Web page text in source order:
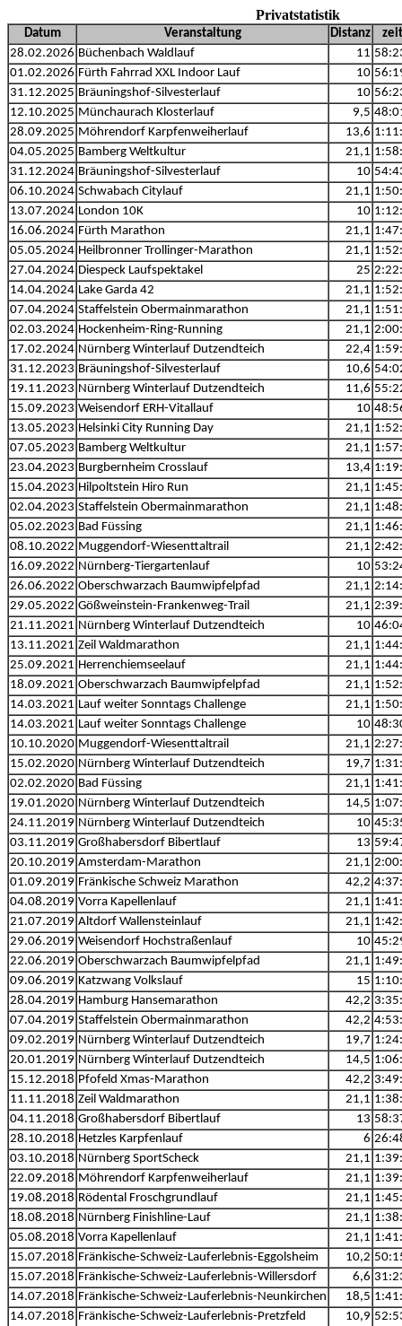
Privatstatistik
Datum Veranstaltung Distanz
28.02.2026 Büchenbach Waldlauf 11
01.02.2026 Fürth Fahrrad XXL Indoor Lauf 10
31.12.2025 Bräuningshof-Silvesterlauf 10
12.10.2025 Münchaurach Klosterlauf 9,5
28.09.2025 Möhrendorf Karpfenweiherlauf 13,6
04.05.2025 Bamberg Weltkultur 21,1
31.12.2024 Bräuningshof-Silvesterlauf 10
06.10.2024 Schwabach Citylauf 21,1
13.07.2024 London 10K 10
16.06.2024 Fürth Marathon 21,1
05.05.2024 Heilbronner Trollinger-Marathon 21,1
27.04.2024 Diespeck Laufspektakel 25
14.04.2024 Lake Garda 42 21,1
07.04.2024 Staffelstein Obermainmarathon 21,1
02.03.2024 Hockenheim-Ring-Running 21,1
17.02.2024 Nürnberg Winterlauf Dutzendteich 22,4
31.12.2023 Bräuningshof-Silvesterlauf 10,6
19.11.2023 Nürnberg Winterlauf Dutzendteich 11,6
15.09.2023 Weisendorf ERH-Vitallauf 10
13.05.2023 Helsinki City Running Day 21,1
07.05.2023 Bamberg Weltkultur 21,1
23.04.2023 Burgbernheim Crosslauf 13,4
15.04.2023 Hilpoltstein Hiro Run 21,1
02.04.2023 Staffelstein Obermainmarathon 21,1
05.02.2023 Bad Füssing 21,1
08.10.2022 Muggendorf-Wiesenttaltrail 21,1
16.09.2022 Nürnberg-Tiergartenlauf 10
26.06.2022 Oberschwarzach Baumwipfelpfad 21,1
29.05.2022 Gößweinstein-Frankenweg-Trail 21,1
21.11.2021 Nürnberg Winterlauf Dutzendteich 10
13.11.2021 Zeil Waldmarathon 21,1
25.09.2021 Herrenchiemseelauf 21,1
18.09.2021 Oberschwarzach Baumwipfelpfad 21,1
14.03.2021 Lauf weiter Sonntags Challenge 21,1
14.03.2021 Lauf weiter Sonntags Challenge 10
10.10.2020 Muggendorf-Wiesenttaltrail 21,1
15.02.2020 Nürnberg Winterlauf Dutzendteich 19,7
02.02.2020 Bad Füssing 21,1
19.01.2020 Nürnberg Winterlauf Dutzendteich 14,5
24.11.2019 Nürnberg Winterlauf Dutzendteich 10
03.11.2019 Großhabersdorf Bibertlauf 13
20.10.2019 Amsterdam-Marathon 21,1
01.09.2019 Fränkische Schweiz Marathon 42,2
04.08.2019 Vorra Kapellenlauf 21,1
21.07.2019 Altdorf Wallensteinlauf 21,1
29.06.2019 Weisendorf Hochstraßenlauf 10
22.06.2019 Oberschwarzach Baumwipfelpfad 21,1
09.06.2019 Katzwang Volkslauf 15
28.04.2019 Hamburg Hansemarathon 42,2
07.04.2019 Staffelstein Obermainmarathon 42,2
09.02.2019 Nürnberg Winterlauf Dutzendteich 19,7
20.01.2019 Nürnberg Winterlauf Dutzendteich 14,5
15.12.2018 Pfofeld Xmas-Marathon 42,2
11.11.2018 Zeil Waldmarathon 21,1
04.11.2018 Großhabersdorf Bibertlauf 13
28.10.2018 Hetzles Karpfenlauf 6
03.10.2018 Nürnberg SportScheck 21,1
22.09.2018 Möhrendorf Karpfenweiherlauf 21,1
19.08.2018 Rödental Froschgrundlauf 21,1
18.08.2018 Nürnberg Finishline-Lauf 21,1
05.08.2018 Vorra Kapellenlauf 21,1
15.07.2018 Fränkische-Schweiz-Lauferlebnis-Eggolsheim 10,2
15.07.2018 Fränkische-Schweiz-Lauferlebnis-Willersdorf 6,6
14.07.2018 Fränkische-Schweiz-Lauferlebnis-Neunkirchen 18,5
14.07.2018 Fränkische-Schweiz-Lauferlebnis-Pretzfeld 10,9